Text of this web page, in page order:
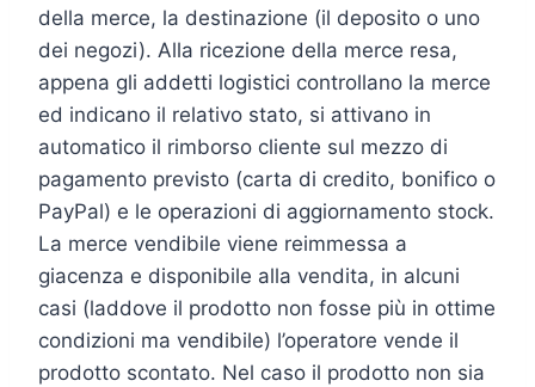
della merce, la destinazione (il deposito o uno
dei negozi). Alla ricezione della merce resa,
appena gli addetti logistici controllano la merce
ed indicano il relativo stato, si attivano in
automatico il rimborso cliente sul mezzo di
pagamento previsto (carta di credito, bonifico o
PayPal) e le operazioni di aggiornamento stock.
La merce vendibile viene reimmessa a
giacenza e disponibile alla vendita, in alcuni
casi (laddove il prodotto non fosse più in ottime
condizioni ma vendibile) l’operatore vende il
prodotto scontato. Nel caso il prodotto non sia